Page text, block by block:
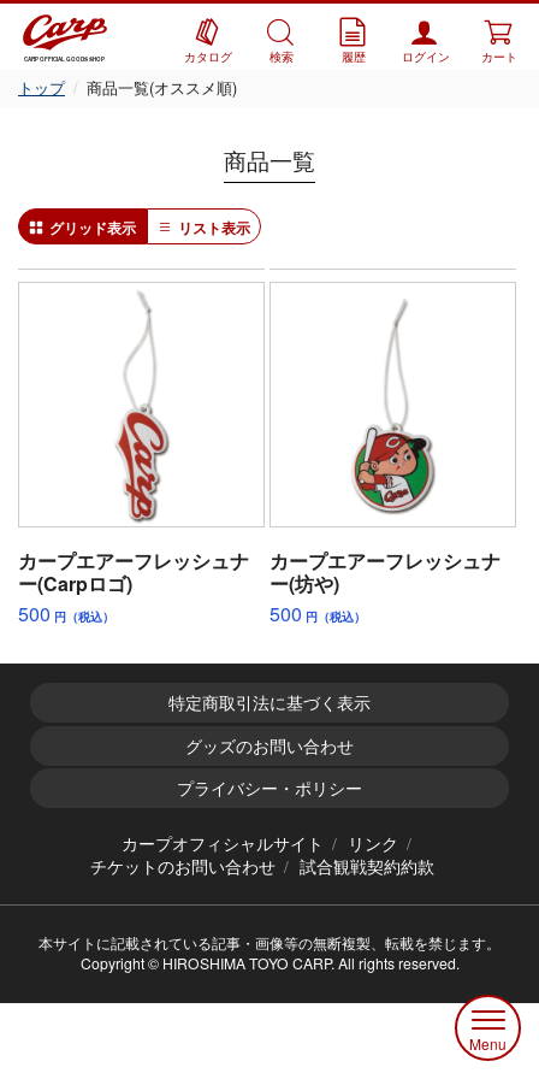
CARP OFFICIAL GOODS SHOP カタログ 検索 履歴 ログイン カート
トップ 商品一覧(オススメ順)
商品一覧
グリッド表示 リスト表示
カープエアーフレッシュナ
ー(Carpロゴ)
500 円（税込）
カープエアーフレッシュナ
ー(坊や)
500 円（税込）
特定商取引法に基づく表示
グッズのお問い合わせ
プライバシー・ポリシー
カープオフィシャルサイト
リンク
チケットのお問い合わせ
試合観戦契約約款
本サイトに記載されている記事・画像等の無断複製、転載を禁じます。
Copyright © HIROSHIMA TOYO CARP. All rights reserved.